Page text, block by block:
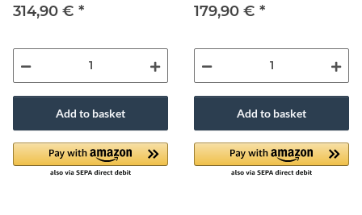
314,90 € *
Add to basket
179,90 € *
Add to basket